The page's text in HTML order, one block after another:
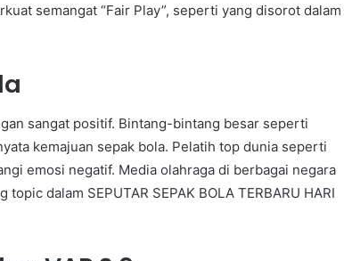
semangat “Fair Play”, seperti yang disorot dalam
sangat positif. Bintang-bintang besar seperti
kemajuan sepak bola. Pelatih top dunia seperti
emosi negatif. Media olahraga di berbagai negara
dalam SEPUTAR SEPAK BOLA TERBARU HARI